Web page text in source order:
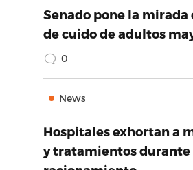
Senado pone la mirada
de cuido de adultos
0
News
Hospitales exhortan a
y tratamientos durante